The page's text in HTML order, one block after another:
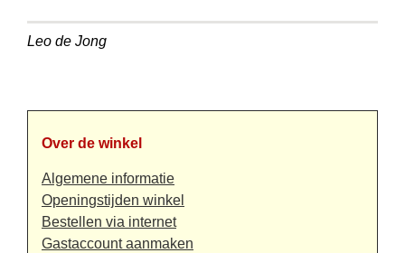
Leo de Jong
Over de winkel
Algemene informatie
Openingstijden winkel
Bestellen via internet
Gastaccount aanmaken